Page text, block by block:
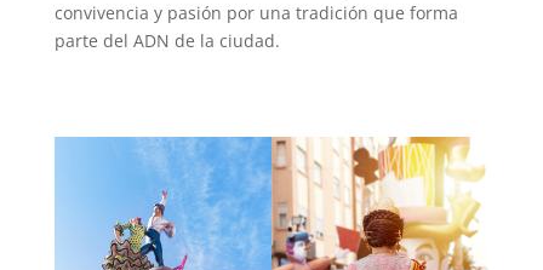
convivencia y pasión por una tradición que forma
parte del ADN de la ciudad.